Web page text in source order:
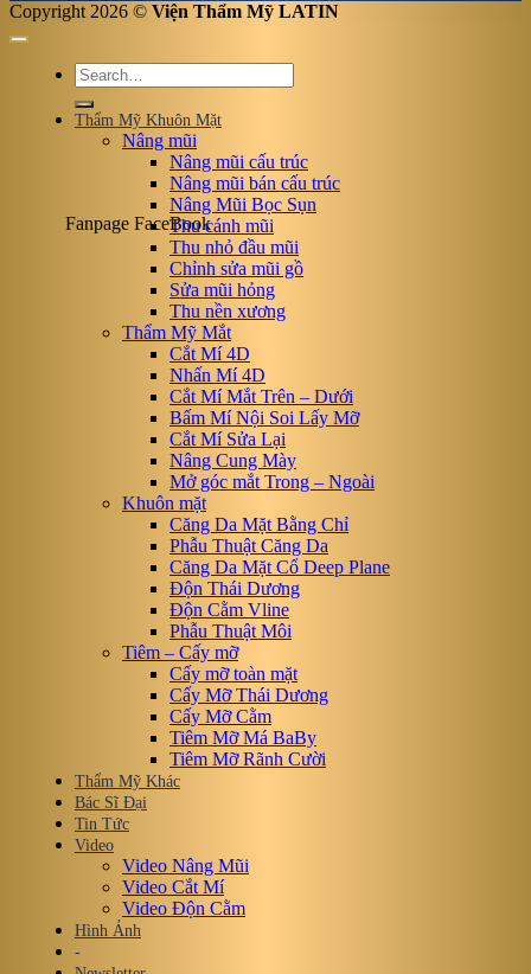
Fanpage FaceBook
Copyright 2026 © Viện Thẩm Mỹ LATIN
Thẩm Mỹ Khuôn Mặt
Nâng mũi
Nâng mũi cấu trúc
Nâng mũi bán cấu trúc
Nâng Mũi Bọc Sụn
Thu cánh mũi
Thu nhỏ đầu mũi
Chỉnh sửa mũi gồ
Sửa mũi hỏng
Thu nền xương
Thẩm Mỹ Mắt
Cắt Mí 4D
Nhấn Mí 4D
Cắt Mí Mắt Trên – Dưới
Bấm Mí Nội Soi Lấy Mỡ
Cắt Mí Sửa Lại
Nâng Cung Mày
Mở góc mắt Trong – Ngoài
Khuôn mặt
Căng Da Mặt Bằng Chỉ
Phẫu Thuật Căng Da
Căng Da Mặt Cổ Deep Plane
Độn Thái Dương
Độn Cằm Vline
Phẫu Thuật Môi
Tiêm – Cấy mỡ
Cấy mỡ toàn mặt
Cấy Mỡ Thái Dương
Cấy Mỡ Cằm
Tiêm Mỡ Má BaBy
Tiêm Mỡ Rãnh Cười
Thẩm Mỹ Khác
Bác Sĩ Đại
Tin Tức
Video
Video Nâng Mũi
Video Cắt Mí
Video Độn Cằm
Hình Ảnh
-